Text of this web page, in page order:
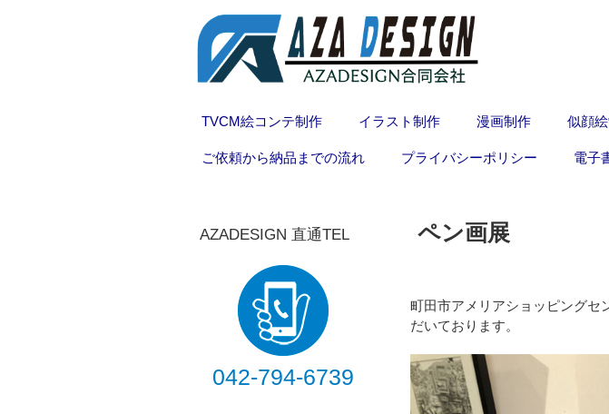
TVCM絵コンテ制作 イラスト制作 漫画制作 似顔
ご依頼から納品までの流れ プライバシーポリシー 電子
ペン画展
町田市アメリアショッピングセ
だいております。
AZADESIGN 直通TEL
042-794-6739